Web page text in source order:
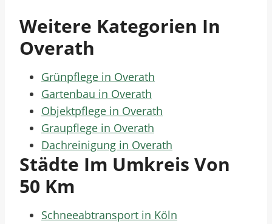
Weitere Kategorien In
Overath
Grünpflege in Overath
Gartenbau in Overath
Objektpflege in Overath
Graupflege in Overath
Dachreinigung in Overath
Städte Im Umkreis Von
50 Km
Schneeabtransport in Köln